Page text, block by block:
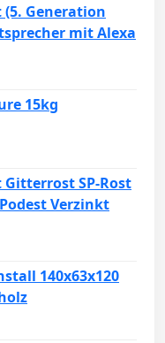
(5. Generation
mit Alexa
15kg
SP-Rost
Verzinkt
140x63x120